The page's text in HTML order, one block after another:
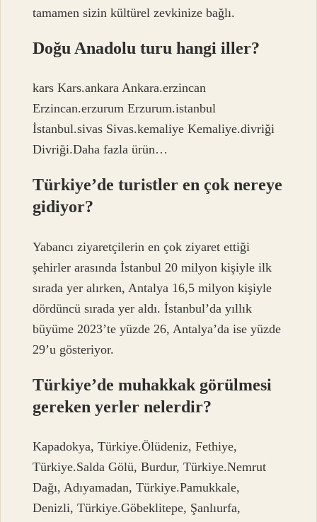
tamamen sizin kültürel zevkinize bağlı.
Doğu Anadolu turu hangi iller?
kars Kars.ankara Ankara.erzincan
Erzincan.erzurum Erzurum.istanbul
İstanbul.sivas Sivas.kemaliye Kemaliye.divriği
Divriği.Daha fazla ürün…
Türkiye’de turistler en çok nereye
gidiyor?
Yabancı ziyaretçilerin en çok ziyaret ettiği
şehirler arasında İstanbul 20 milyon kişiyle ilk
sırada yer alırken, Antalya 16,5 milyon kişiyle
dördüncü sırada yer aldı. İstanbul’da yıllık
büyüme 2023’te yüzde 26, Antalya’da ise yüzde
29’u gösteriyor.
Türkiye’de muhakkak görülmesi
gereken yerler nelerdir?
Kapadokya, Türkiye.Ölüdeniz, Fethiye,
Türkiye.Salda Gölü, Burdur, Türkiye.Nemrut
Dağı, Adıyamadan, Türkiye.Pamukkale,
Denizli, Türkiye.Göbeklitepe, Şanlıurfa,